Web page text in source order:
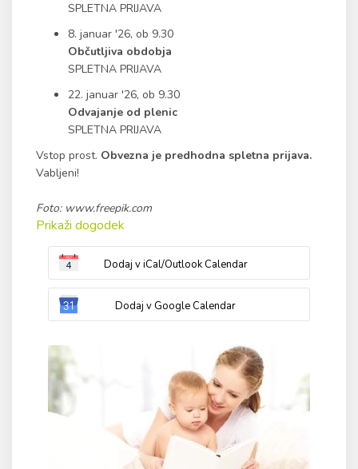
SPLETNA PRIJAVA
8. januar '26, ob 9.30
Občutljiva obdobja
SPLETNA PRIJAVA
22. januar '26, ob 9.30
Odvajanje od plenic
SPLETNA PRIJAVA
Vstop prost. Obvezna je predhodna spletna prijava.
Vabljeni!
Foto: www.freepik.com
Prikaži dogodek
Dodaj v iCal/Outlook Calendar
Dodaj v Google Calendar